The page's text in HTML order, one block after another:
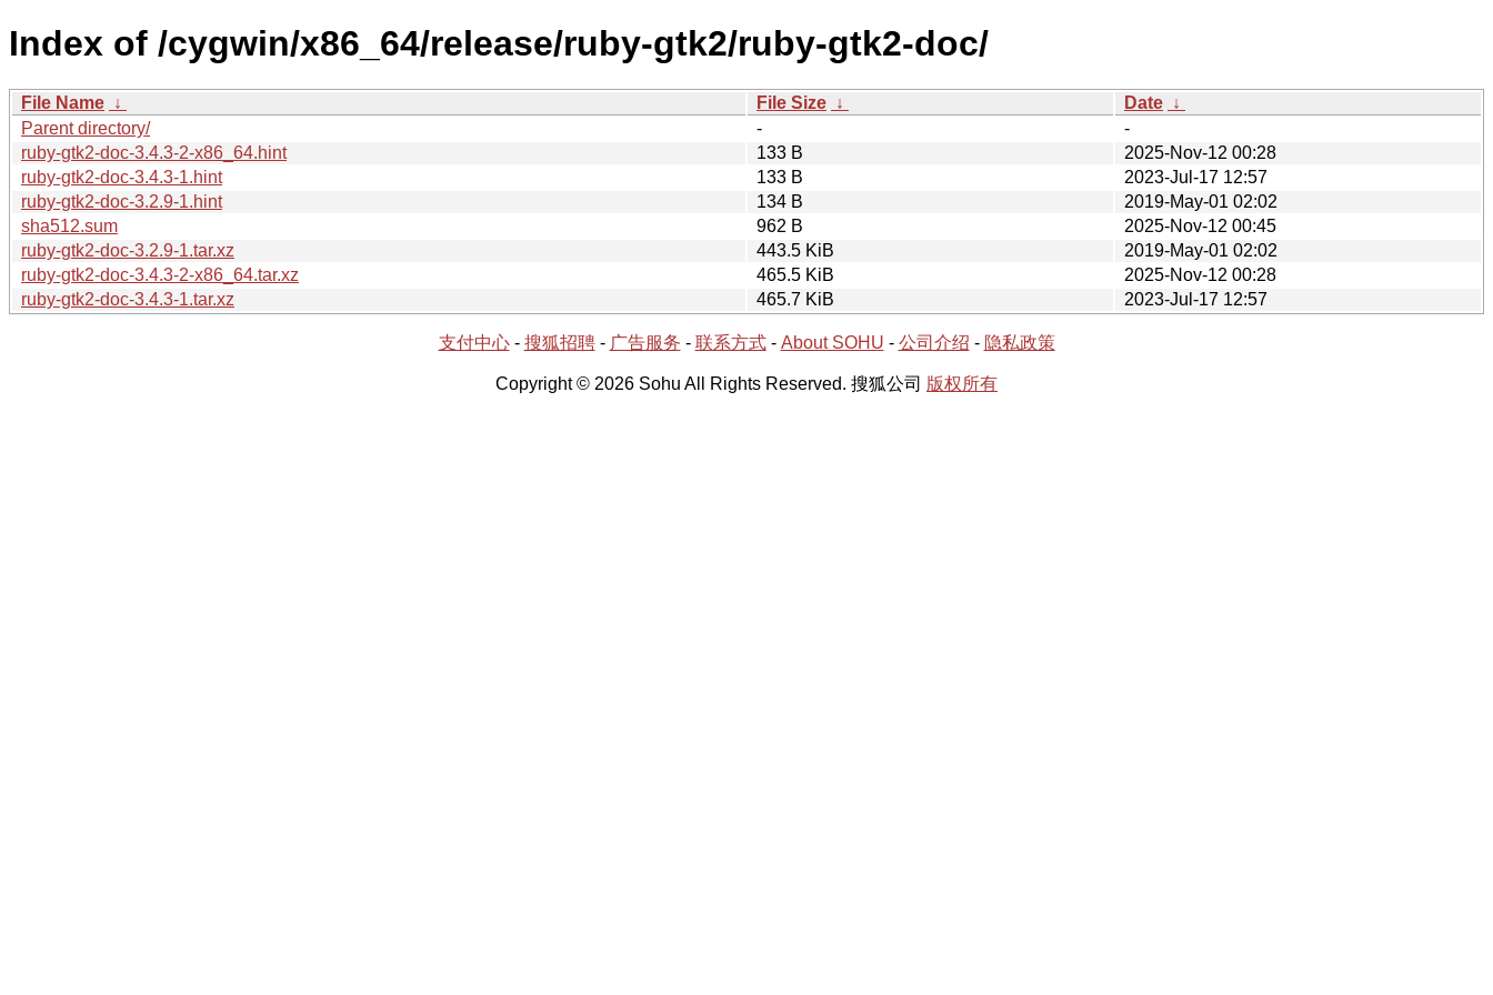
Index of /cygwin/x86_64/release/ruby-gtk2/ruby-gtk2-doc/
File Name ↓ File Size ↓ Date ↓
Parent directory/
-
-
ruby-gtk2-doc-3.4.3-2-x86_64.hint
133 B
2025-Nov-12 00:28
ruby-gtk2-doc-3.4.3-1.hint
133 B
2023-Jul-17 12:57
ruby-gtk2-doc-3.2.9-1.hint
134 B
2019-May-01 02:02
sha512.sum
962 B
2025-Nov-12 00:45
ruby-gtk2-doc-3.2.9-1.tar.xz
443.5 KiB
2019-May-01 02:02
ruby-gtk2-doc-3.4.3-2-x86_64.tar.xz
465.5 KiB
2025-Nov-12 00:28
ruby-gtk2-doc-3.4.3-1.tar.xz
465.7 KiB 2023-Jul-17 12:57
支付中心- 搜狐招聘- 广告服务 - 联系方式- About SOHU - 公司介绍 - 隐私政策
Copyright © 2026 Sohu All Rights Reserved. 搜狐公司 版权所有